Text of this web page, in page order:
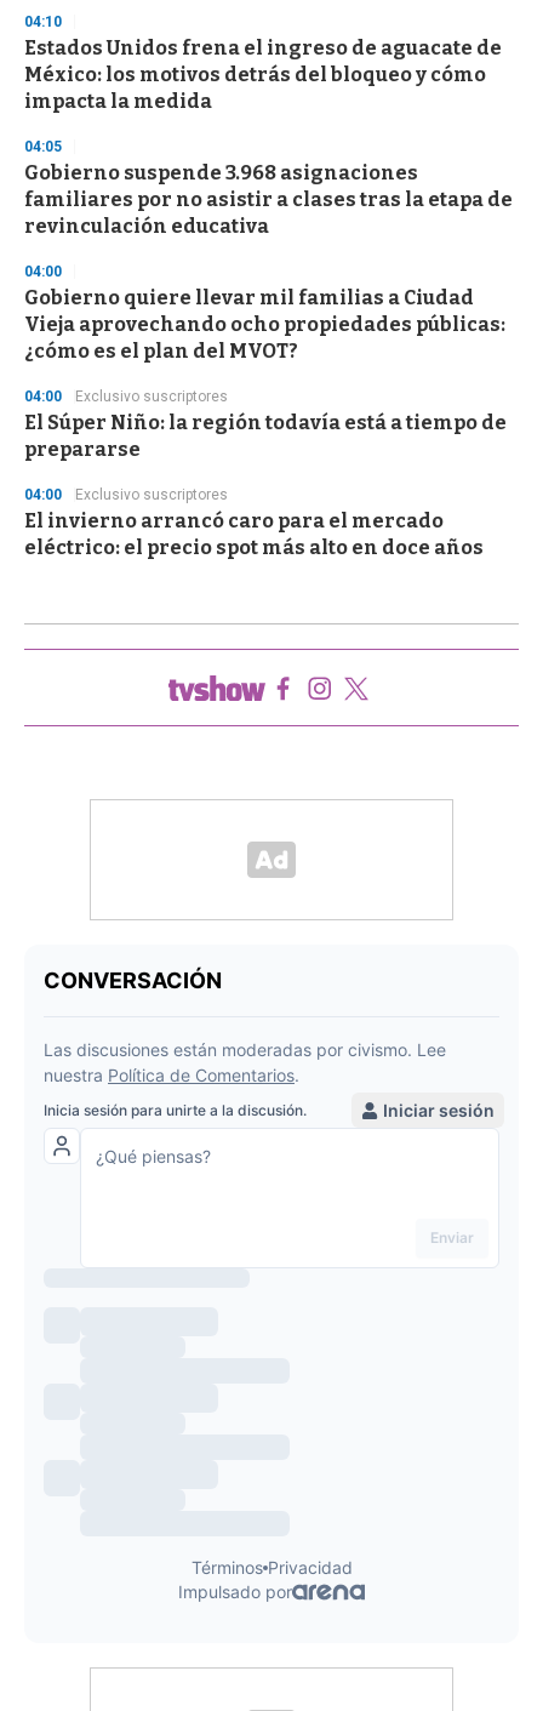
04:10
Estados Unidos frena el ingreso de aguacate de
México: los motivos detrás del bloqueo y cómo
impacta la medida
04:05
Gobierno suspende 3.968 asignaciones
familiares por no asistir a clases tras la etapa de
revinculación educativa
04:00
Gobierno quiere llevar mil familias a Ciudad
Vieja aprovechando ocho propiedades públicas:
¿cómo es el plan del MVOT?
04:00 Exclusivo suscriptores
El Súper Niño: la región todavía está a tiempo de
prepararse
04:00 Exclusivo suscriptores
El invierno arrancó caro para el mercado
eléctrico: el precio spot más alto en doce años